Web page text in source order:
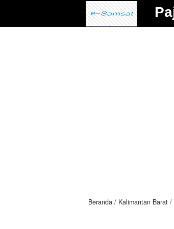
Beranda Kalimantan Barat